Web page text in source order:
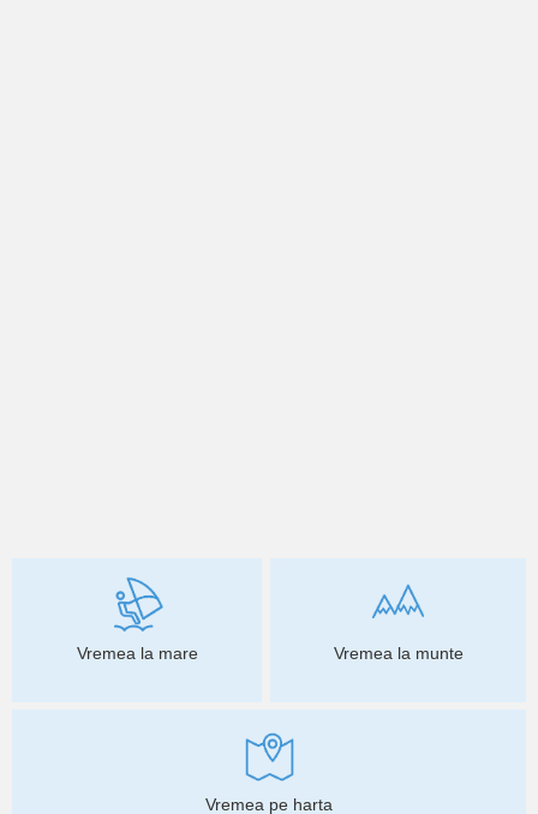
Vremea la mare Vremea la munte
Vremea pe harta